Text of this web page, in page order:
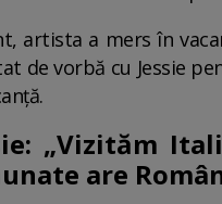
artista a mers în
de vorbă cu Jessie
„Vizităm
are